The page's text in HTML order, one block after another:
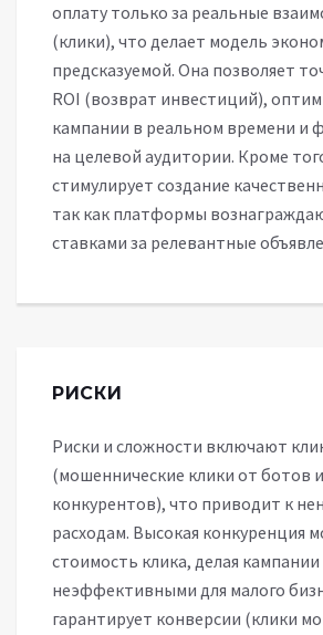
оплату только за реальные
(клики), что делает модель
предсказуемой. Она позволяет
ROI (возврат инвестиций),
кампании в реальном времени и
на целевой аудитории. Кроме
стимулирует создание
так как платформы
ставками за релевантные
РИСКИ
Риски и сложности включают
(мошеннические клики от ботов
конкурентов), что приводит к
расходам. Высокая конкуренция
стоимость клика, делая кампании
неэффективными для малого
гарантирует конверсии (клики